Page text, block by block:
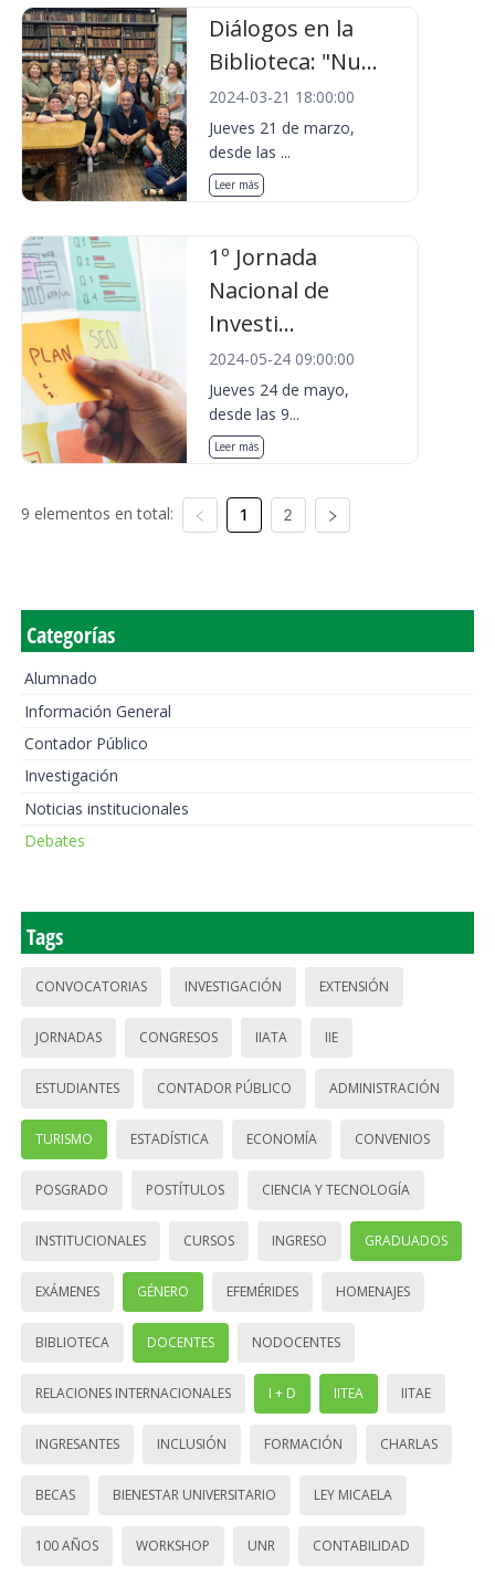
Diálogos en la
Biblioteca: "Nu...
2024-03-21 18:00:00
Jueves 21 de marzo,
desde las ...
Leer más
1º Jornada
Nacional de
Investi...
2024-05-24 09:00:00
Jueves 24 de mayo,
desde las 9...
Leer más
9 elementos en total: 1 2
Categorías
Alumnado
Información General
Contador Público
Investigación
Noticias institucionales
Debates
Tags
CONVOCATORIAS INVESTIGACIÓN EXTENSIÓN
JORNADAS CONGRESOS IIATA IIE
ESTUDIANTES CONTADOR PÚBLICO ADMINISTRACIÓN
TURISMO ESTADÍSTICA ECONOMÍA CONVENIOS
POSGRADO POSTÍTULOS CIENCIA Y TECNOLOGÍA
INSTITUCIONALES CURSOS INGRESO GRADUADOS
EXÁMENES GÉNERO EFEMÉRIDES HOMENAJES
BIBLIOTECA DOCENTES NODOCENTES
RELACIONES INTERNACIONALES I + D IITEA IITAE
INGRESANTES INCLUSIÓN FORMACIÓN CHARLAS
BECAS BIENESTAR UNIVERSITARIO LEY MICAELA
100 AÑOS WORKSHOP UNR CONTABILIDAD